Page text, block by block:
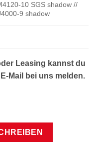
10 SGS shadow //
9 shadow
Leasing kannst du
Mail bei uns melden.